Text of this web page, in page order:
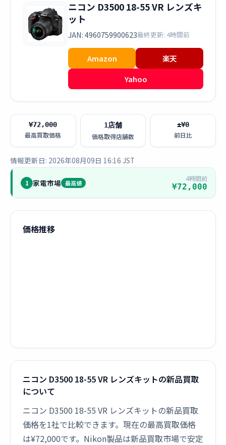
ニコン D3500 18-55 VR レンズキ
ット
JAN: 4960759900623最終更新: 4時間前
Amazon
楽天
Yahoo
¥72,000
最高買取価格
1店舗
価格取得店舗数
±¥0
前日比
情報更新日: 2026年08月09日 16:16 JST
1 家電市場 最高値
4時間前
¥72,000
価格推移
ニコン D3500 18-55 VR レンズキットの新品買取
について
ニコン D3500 18-55 VR レンズキットの新品買取
価格を1社で比較できます。現在の最高買取価格
は¥72,000です。Nikon製品は新品買取市場で安定